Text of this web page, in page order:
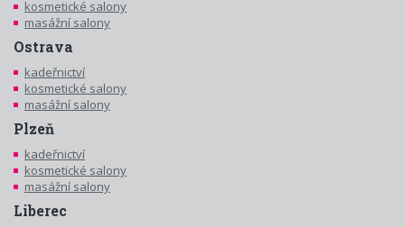
kosmetické salony
masážní salony
Ostrava
kadeřnictví
kosmetické salony
masážní salony
Plzeň
kadeřnictví
kosmetické salony
masážní salony
Liberec